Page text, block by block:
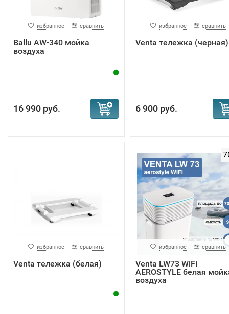
избранное сравнить
Ballu AW-340 мойка
воздуха
16 990 руб.
избранное сравнить
Venta тележка (черная)
6 900 руб.
избранное сравнить
Venta тележка (белая)
избранное сравнить
Venta LW73 WiFi
AEROSTYLE белая
воздуха